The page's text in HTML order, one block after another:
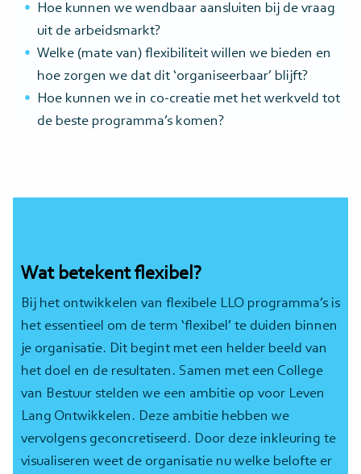
Hoe kunnen we wendbaar aansluiten bij de vraag
uit de arbeidsmarkt?
Welke (mate van) flexibiliteit willen we bieden en
hoe zorgen we dat dit ‘organiseerbaar’ blijft?
Hoe kunnen we in co-creatie met het werkveld tot
de beste programma’s komen?
Wat betekent flexibel?
Bij het ontwikkelen van flexibele LLO programma’s is
het essentieel om de term ‘flexibel’ te duiden binnen
je organisatie. Dit begint met een helder beeld van
het doel en de resultaten. Samen met een College
van Bestuur stelden we een ambitie op voor Leven
Lang Ontwikkelen. Deze ambitie hebben we
vervolgens geconcretiseerd. Door deze inkleuring te
visualiseren weet de organisatie nu welke belofte er